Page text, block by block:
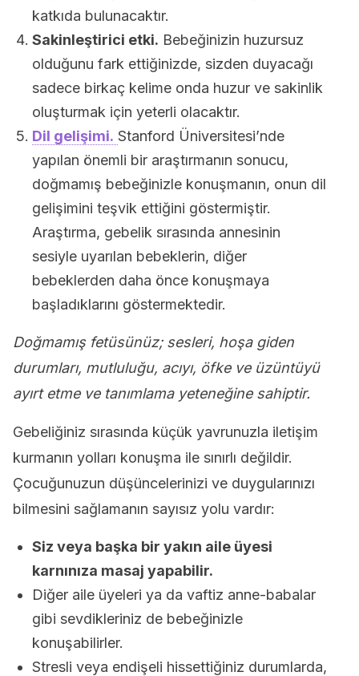
katkıda bulunacaktır.
Sakinleştirici etki. Bebeğinizin huzursuz
olduğunu fark ettiğinizde, sizden duyacağı
sadece birkaç kelime onda huzur ve sakinlik
oluşturmak için yeterli olacaktır.
Dil gelişimi. Stanford Üniversitesi’nde
yapılan önemli bir araştırmanın sonucu,
doğmamış bebeğinizle konuşmanın, onun dil
gelişimini teşvik ettiğini göstermiştir.
Araştırma, gebelik sırasında annesinin
sesiyle uyarılan bebeklerin, diğer
bebeklerden daha önce konuşmaya
başladıklarını göstermektedir.
Doğmamış fetüsünüz; sesleri, hoşa giden
durumları, mutluluğu, acıyı, öfke ve üzüntüyü
ayırt etme ve tanımlama yeteneğine sahiptir.
Gebeliğiniz sırasında küçük yavrunuzla iletişim
kurmanın yolları konuşma ile sınırlı değildir.
Çocuğunuzun düşüncelerinizi ve duygularınızı
bilmesini sağlamanın sayısız yolu vardır:
Siz veya başka bir yakın aile üyesi
karnınıza masaj yapabilir.
Diğer aile üyeleri ya da vaftiz anne-babalar
gibi sevdikleriniz de bebeğinizle
konuşabilirler.
Stresli veya endişeli hissettiğiniz durumlarda,